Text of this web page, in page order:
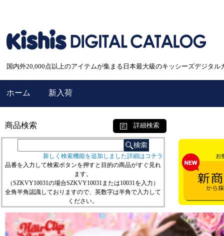
国内外20,000点以上のアイテムが集まる日本最大級のキッシーズデジタル
ホーム 新入荷
商品検索 詳細検索
新しく検索機能を追加しました詳細はコチラ
品番を入力して検索ボタンを押すと目的の商品がすぐ見れ
ます。
（SZKVY10031の場合SZKVY10031または10031を入力）
全角半角認識しておりますので、英数字は半角で入力して
ください。